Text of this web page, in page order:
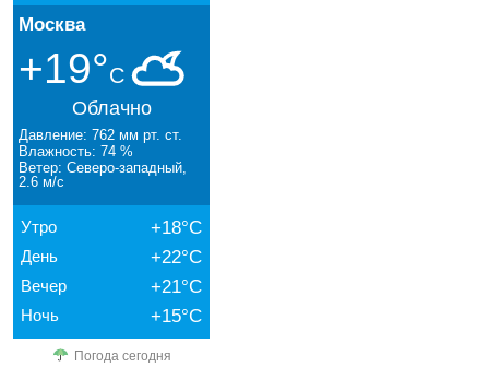
Москва
+19°C
Облачно
Давление: 762 мм рт. ст.
Влажность: 74 %
Ветер: Северо-западный,
2.6 м/с
Утро +18°C
День +22°C
Вечер +21°C
Ночь +15°C
Погода сегодня